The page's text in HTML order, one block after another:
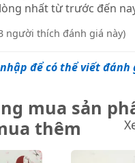
nhất từ trước đến
người thích đánh giá này)
để có thể viết đánh
mua sản
thêm